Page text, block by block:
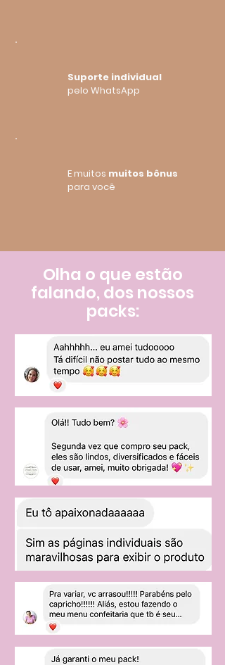
Suporte individual
pelo WhatsApp
E muitos muitos bônus
para você
Olha o que estão
falando, dos nossos
packs: